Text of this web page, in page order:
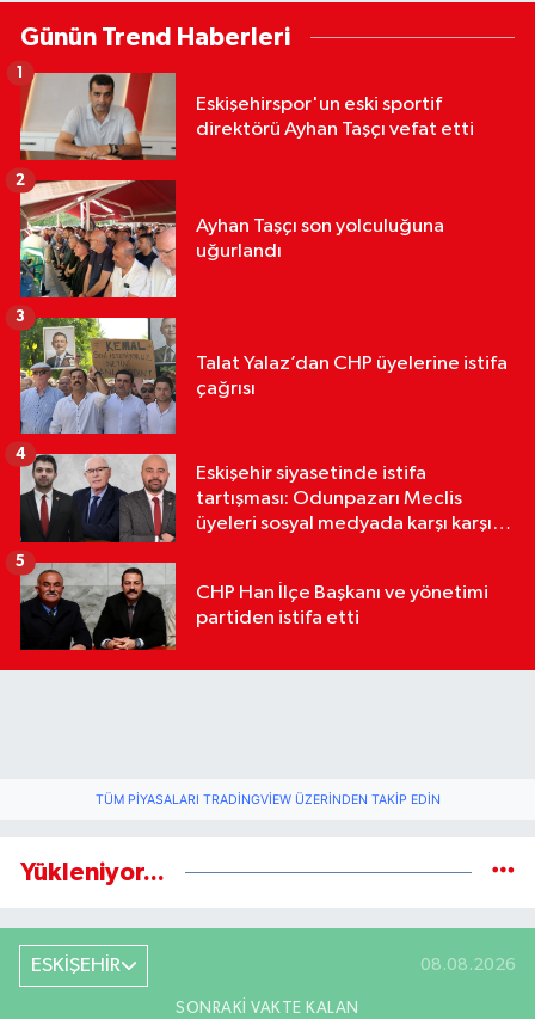
Günün Trend Haberleri
Eskişehirspor'un eski sportif
direktörü Ayhan Taşçı vefat etti
1
Ayhan Taşçı son yolculuğuna
uğurlandı
2
Talat Yalaz’dan CHP üyelerine istifa
çağrısı
3
Eskişehir siyasetinde istifa
tartışması: Odunpazarı Meclis
üyeleri sosyal medyada karşı karşıya
4
CHP Han İlçe Başkanı ve yönetimi
partiden istifa etti
5
TÜM PIYASALARI TRADINGVIEW ÜZERINDEN TAKIP EDIN
Yükleniyor...
ESKİŞEHİR 08.08.2026
SONRAKI VAKTE KALAN